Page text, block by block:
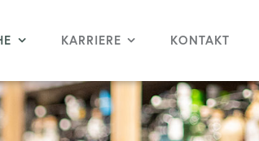
KARRIERE KONTAKT